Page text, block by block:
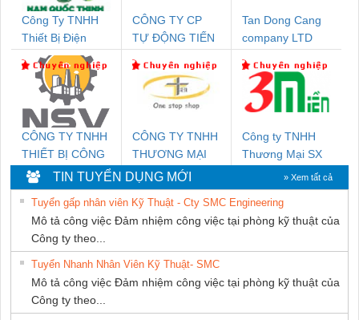
Công Ty TNHH
Thiết Bị Điện
Nam Quốc Thịnh
CÔNG TY CP
TỰ ĐỘNG TIẾN
Tan Dong Cang
company LTD
CÔNG TY TNHH
THIẾT BỊ CÔNG
NGHIỆP NIHON
SETSUBI VIỆT
NAM
CÔNG TY TNHH
THƯƠNG MẠI
THIÊN ÂN VIỆT
NAM
Công ty TNHH
Thương Mại SX
TIN TUYỂN DỤNG MỚI » Xem tất cả
Tuyển gấp nhân viên Kỹ Thuật - Cty SMC Engineering
Mô tả công việc Đảm nhiệm công việc tại phòng kỹ thuật của
Công ty theo...
Tuyển Nhanh Nhân Viên Kỹ Thuật- SMC
Mô tả công việc Đảm nhiệm công việc tại phòng kỹ thuật của
Công ty theo...